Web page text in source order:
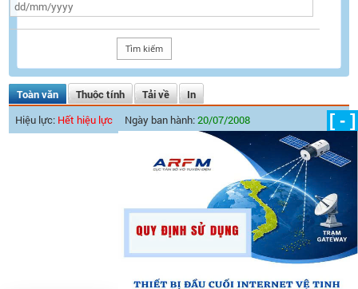
Toàn văn Thuộc tính Tải về
In
Hiệu lực: Hết hiệu lực Ngày ban hành:20/07/2008 [ - ]